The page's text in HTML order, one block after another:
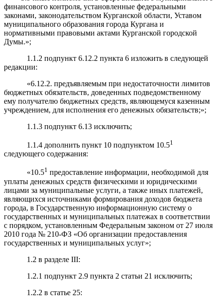
финансового контроля, установленные федеральными
законами, законодательством Курганской области, Уставом
муниципального образования города Кургана и
нормативными правовыми актами Курганской городской
Думы.»;
1.1.2 подпункт 6.12.2 пункта 6 изложить в следующей
редакции:
«6.12.2. предъявляемым при недостаточности лимитов
бюджетных обязательств, доведенных подведомственному
ему получателю бюджетных средств, являющемуся казенным
учреждением, для исполнения его денежных обязательств;»;
1.1.3 подпункт 6.13 исключить;
1.1.4 дополнить пункт 10 подпунктом 10.51
следующего содержания:
«10.51 предоставление информации, необходимой для
уплаты денежных средств физическими и юридическими
лицами за муниципальные услуги, а также иных платежей,
являющихся источниками формирования доходов бюджета
города, в Государственную информационную систему о
государственных и муниципальных платежах в соответствии
с порядком, установленным Федеральным законом от 27 июля
2010 года № 210-ФЗ «Об организации предоставления
государственных и муниципальных услуг»;
1.2 в разделе III:
1.2.1 подпункт 2.9 пункта 2 статьи 21 исключить;
1.2.2 в статье 25: